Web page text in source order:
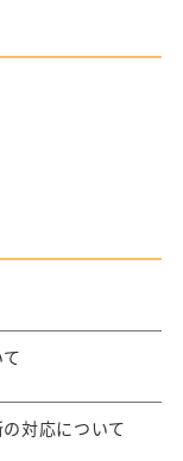
対応について